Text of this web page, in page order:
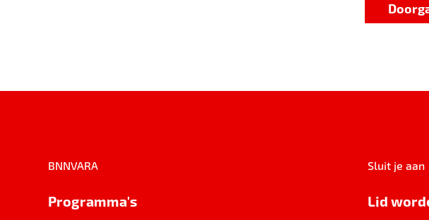
BNNVARA
Programma's
Sluit je aan
Lid